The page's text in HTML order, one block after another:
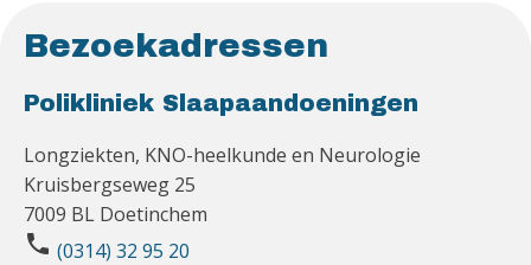
Bezoekadressen
Polikliniek Slaapaandoeningen
Longziekten, KNO-heelkunde en Neurologie
Kruisbergseweg 25
7009 BL Doetinchem
phone (0314) 32 95 20